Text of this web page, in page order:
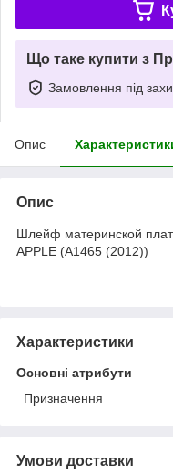
Що таке купити з
Замовлення під
Опис
Опис
Шлейф материнской
APPLE (A1465 (2012))
Характеристики
Основні атрибути
Призначення
Умови доставки